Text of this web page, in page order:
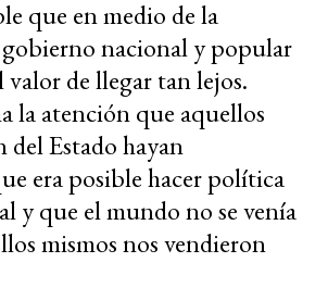
que en medio de la
nacional y popular
de llegar tan lejos.
la atención que aquellos
del Estado hayan
era posible hacer política
y que el mundo no se venía
mismos nos vendieron